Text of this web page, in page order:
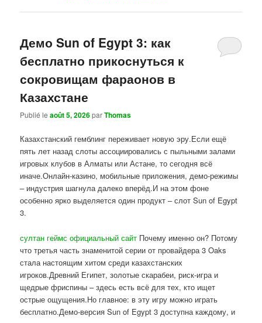
Демо Sun of Egypt 3: как
бесплатно прикоснуться к
сокровищам фараонов в
Казахстане
Publié leaoût 5, 2026parThomas
Казахстанский гемблинг переживает новую эру.Если ещё
пять лет назад слоты ассоциировались с пыльными залами
игровых клубов в Алматы или Астане, то сегодня всё
иначе.Онлайн-казино, мобильные приложения, демо-режимы
– индустрия шагнула далеко вперёд.И на этом фоне
особенно ярко выделяется один продукт – слот Sun of Egypt
3.
султан геймс официальный сайт Почему именно он? Потому
что третья часть знаменитой серии от провайдера 3 Oaks
стала настоящим хитом среди казахстанских
игроков.Древний Египет, золотые скарабеи, риск-игра и
щедрые фриспины – здесь есть всё для тех, кто ищет
острые ощущения.Но главное: в эту игру можно играть
бесплатно.Демо-версия Sun of Egypt 3 доступна каждому, и